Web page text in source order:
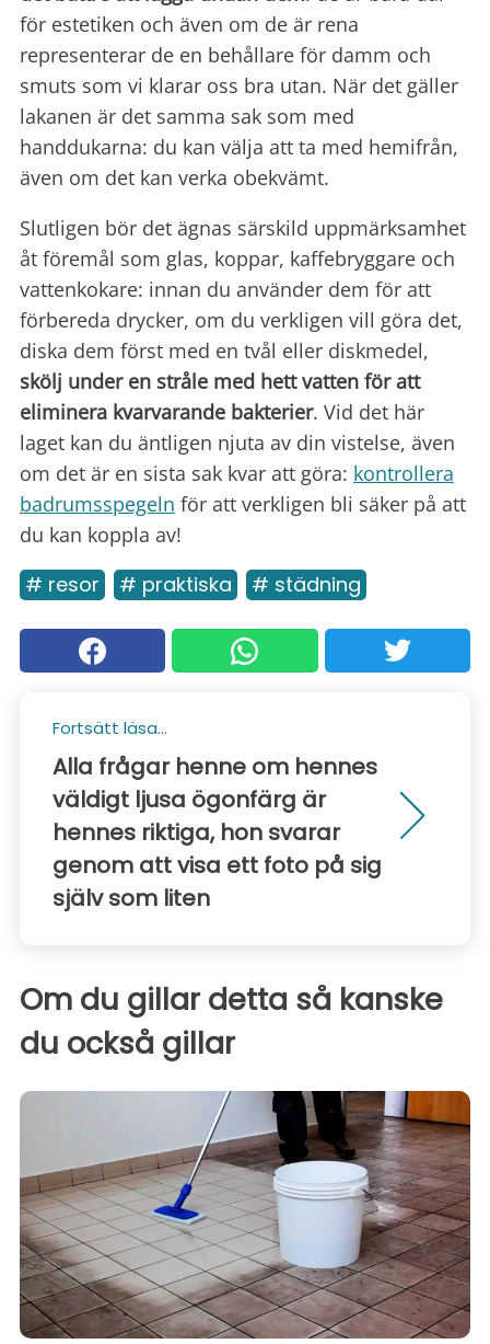
för estetiken och även om de är rena
representerar de en behållare för damm och
smuts som vi klarar oss bra utan. När det gäller
lakanen är det samma sak som med
handdukarna: du kan välja att ta med hemifrån,
även om det kan verka obekvämt.
Slutligen bör det ägnas särskild uppmärksamhet
åt föremål som glas, koppar, kaffebryggare och
vattenkokare: innan du använder dem för att
förbereda drycker, om du verkligen vill göra det,
diska dem först med en tvål eller diskmedel,
skölj under en stråle med hett vatten för att
eliminera kvarvarande bakterier. Vid det här
laget kan du äntligen njuta av din vistelse, även
om det är en sista sak kvar att göra: kontrollera
badrumsspegeln för att verkligen bli säker på att
du kan koppla av!
# resor # praktiska # städning
Fortsätt läsa...
Alla frågar henne om hennes
väldigt ljusa ögonfärg är
hennes riktiga, hon svarar
genom att visa ett foto på sig
själv som liten
Om du gillar detta så kanske
du också gillar